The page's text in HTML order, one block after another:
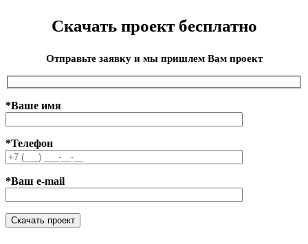
Скачать проект бесплатно
Отправьте заявку и мы пришлем Вам проект
*Ваше имя
*Телефон
*Ваш e-mail